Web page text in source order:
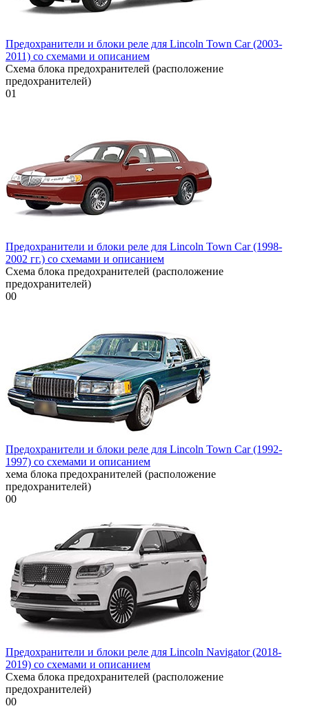
Предохранители и блоки реле для Lincoln Town Car (2003-
2011) со схемами и описанием
Схема блока предохранителей (расположение
предохранителей)
01
Предохранители и блоки реле для Lincoln Town Car (1998-
2002 гг.) со схемами и описанием
Схема блока предохранителей (расположение
предохранителей)
00
Предохранители и блоки реле для Lincoln Town Car (1992-
1997) со схемами и описанием
хема блока предохранителей (расположение
предохранителей)
00
Предохранители и блоки реле для Lincoln Navigator (2018-
2019) со схемами и описанием
Схема блока предохранителей (расположение
предохранителей)
00